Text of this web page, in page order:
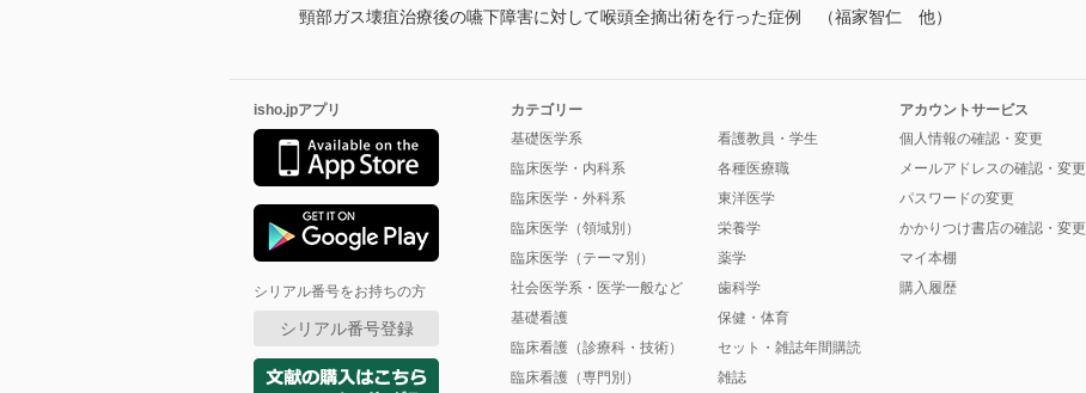
頸部ガス壊疽治療後の嚥下障害に対して喉頭全摘出術を行った症例 （福家智仁 他）
isho.jpアプリ
シリアル番号をお持ちの方
シリアル番号登録
カテゴリー
基礎医学系
臨床医学・内科系
臨床医学・外科系
臨床医学（領域別）
臨床医学（テーマ別）
社会医学系・医学一般など
基礎看護
臨床看護（診療科・技術）
臨床看護（専門別）
看護教員・学生
各種医療職
東洋医学
栄養学
薬学
歯科学
保健・体育
セット・雑誌年間購読
雑誌
アカウントサービス
個人情報の確認・変更
メールアドレスの確認・変更
パスワードの変更
かかりつけ書店の確認・変更
マイ本棚
購入履歴